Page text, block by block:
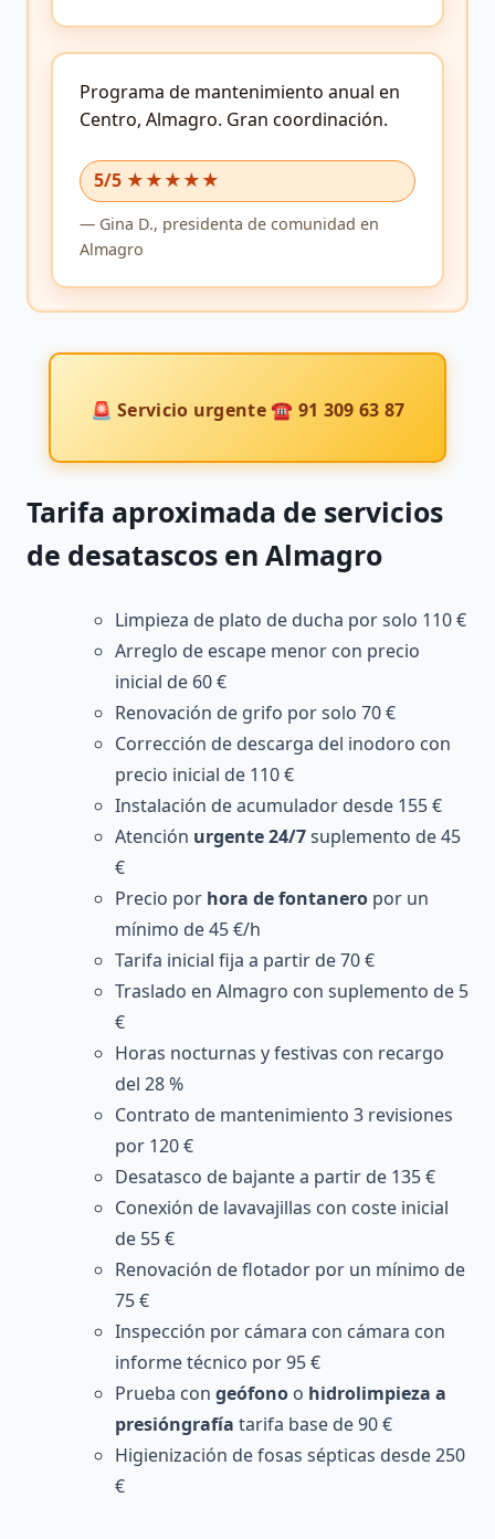
5/5 ★★★★★
Programa de mantenimiento anual en
Centro, Almagro. Gran coordinación.
— Gina D., presidenta de comunidad en
Almagro
🚨 Servicio urgente ☎ 91 309 63 87
Tarifa aproximada de servicios
de desatascos en Almagro
Limpieza de plato de ducha por solo 110 €
Arreglo de escape menor con precio
inicial de 60 €
Renovación de grifo por solo 70 €
Corrección de descarga del inodoro con
precio inicial de 110 €
Instalación de acumulador desde 155 €
Atención urgente 24/7suplemento de 45
€
Precio por hora de fontanero por un
mínimo de 45 €/h
Tarifa inicial fija a partir de 70 €
Traslado en Almagro con suplemento de 5
€
Horas nocturnas y festivas con recargo
del 28 %
Contrato de mantenimiento 3 revisiones
por 120 €
Desatasco de bajante a partir de 135 €
Conexión de lavavajillas con coste inicial
de 55 €
Renovación de flotador por un mínimo de
75 €
Inspección por cámara con cámara con
informe técnico por 95 €
Prueba con geófono o hidrolimpieza a
presióngrafía tarifa base de 90 €
Higienización de fosas sépticas desde 250
€